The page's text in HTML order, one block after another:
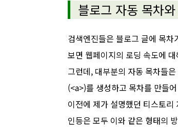
블로그 자동 목차
검색엔진들은 블로그 글에 목
보면 웹페이지의 로딩 속도에
그런데, 대부분의 자동 목차들
(<a>)를 생성하고 목차를 만들
이전에 제가 설명했던 티스토
인등은 모두 이와 같은 형태의